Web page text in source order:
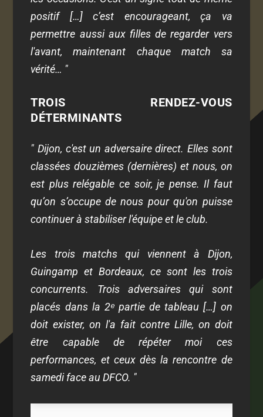
positif […] c’est encourageant, ça va
permettre aussi aux filles de regarder vers
l'avant, maintenant chaque match sa
vérité… "
TROIS RENDEZ-VOUS
DÉTERMINANTS
" Dijon, c'est un adversaire direct. Elles sont
classées douzièmes (dernières) et nous, on
est plus relégable ce soir, je pense. Il faut
qu’on s’occupe de nous pour qu'on puisse
continuer à stabiliser l'équipe et le club.
Les trois matchs qui viennent à Dijon,
Guingamp et Bordeaux, ce sont les trois
concurrents. Trois adversaires qui sont
placés dans la 2ᵉ partie de tableau […] on
doit exister, on l'a fait contre Lille, on doit
être capable de répéter moi ces
performances, et ceux dès la rencontre de
samedi face au DFCO. "